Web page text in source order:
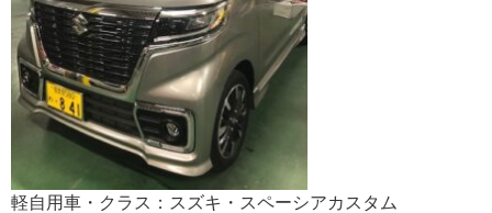
軽自用車・クラス：スズキ・スペーシアカスタム